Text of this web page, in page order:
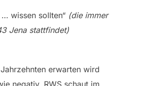
… wissen sollten“ (die immer
Jena stattfindet)
erwarten wird
negativ. RWS schaut im